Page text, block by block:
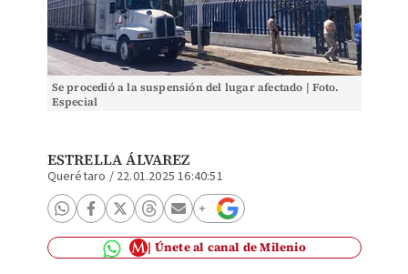
Se procedió a la suspensión del lugar afectado | Foto.
Especial
ESTRELLA ÁLVAREZ
Querétaro / 22.01.2025 16:40:51
Únete al canal de Milenio